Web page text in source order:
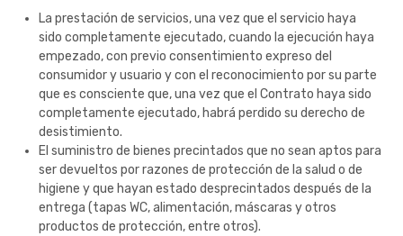
La prestación de servicios, una vez que el servicio haya
sido completamente ejecutado, cuando la ejecución haya
empezado, con previo consentimiento expreso del
consumidor y usuario y con el reconocimiento por su parte
que es consciente que, una vez que el Contrato haya sido
completamente ejecutado, habrá perdido su derecho de
desistimiento.
El suministro de bienes precintados que no sean aptos para
ser devueltos por razones de protección de la salud o de
higiene y que hayan estado desprecintados después de la
entrega (tapas WC, alimentación, máscaras y otros
productos de protección, entre otros).